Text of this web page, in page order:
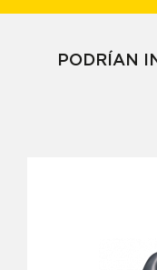
PODRÍAN